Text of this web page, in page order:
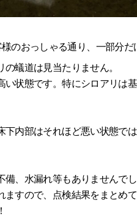
のおっしゃる通り、一部分
蟻道は見当たりません。
状態です。特にシロアリは
内部はそれほど悪い状態で
、水漏れ等もありませんで
すので、点検結果をまとめ